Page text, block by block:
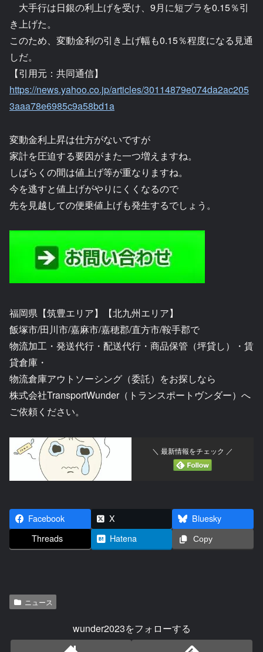
大手行は日銀の利上げを受け、9月に短プラを0.15％引
き上げた。
このため、変動金利の引き上げ幅も0.15％程度になる見通
しだ。
【引用元：共同通信】
https://news.yahoo.co.jp/articles/30114879e074da2ac205
3aaa78e6985c9a58bd1a
変動金利上昇は仕方がないですが
家計を圧迫する要因がまた一つ増えますね。
しばらくの間は値上げ等が重なりますね。
今を逃すと値上げがやりにくくなるので
先を見越しての便乗値上げも発生するでしょう。
福岡県【筑豊エリア】【北九州エリア】
飯塚市/田川市/嘉麻市/嘉穂郡/直方市/鞍手郡で
物流加工・発送代行・配送代行・商品保管（坪貸し）・賃
貸倉庫・
物流倉庫アウトソーシング（委託）をお探しなら
株式会社TransportWunder（トランスポートヴンダー）へ
ご依頼ください。
＼ 最新情報をチェック ／
Facebook X
Bluesky
Threads
Hatena Copy
ニュース
wunder2023をフォローする